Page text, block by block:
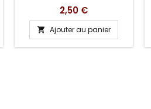
Prix
2,50 €
 Ajouter au panier